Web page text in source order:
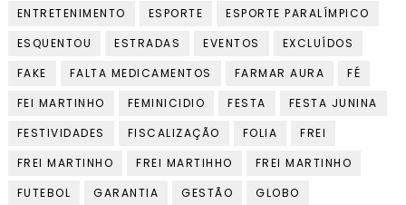
ENTRETENIMENTO
ESPORTE
ESPORTE PARALÍMPICO
ESQUENTOU
ESTRADAS EVENTOS
EXCLUÍDOS
FAKE
FALTA MEDICAMENTOS FARMAR AURA
FÉ
FEI MARTINHO
FEMINICIDIO FESTA
FESTA JUNINA
FESTIVIDADES
FISCALIZAÇÃO FOLIA
FREI
FREI MARTINHO
FREI MARTIHHO
FREI MARTINHO
FUTEBOL
GARANTIA GESTÃO
GLOBO